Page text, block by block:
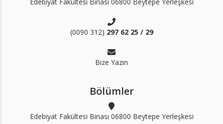
(0090 312) 297 62 25 / 29
Bize Yazın
Bölümler
Edebiyat Fakültesi Binası 06800 Beytepe Yerleşkesi